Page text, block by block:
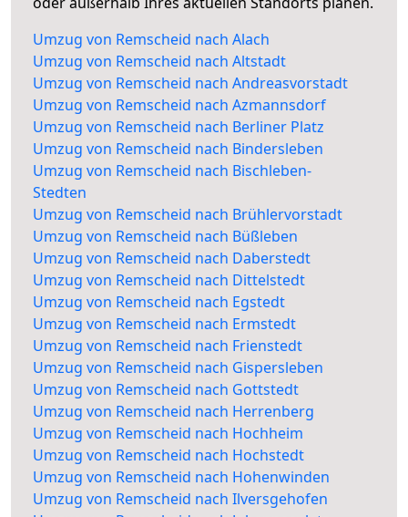
Umzug von Remscheid nach Alach
Umzug von Remscheid nach Altstadt
Umzug von Remscheid nach Andreasvorstadt
Umzug von Remscheid nach Azmannsdorf
Umzug von Remscheid nach Berliner Platz
Umzug von Remscheid nach Bindersleben
Umzug von Remscheid nach Bischleben-
Stedten
Umzug von Remscheid nach Brühlervorstadt
Umzug von Remscheid nach Büßleben
Umzug von Remscheid nach Daberstedt
Umzug von Remscheid nach Dittelstedt
Umzug von Remscheid nach Egstedt
Umzug von Remscheid nach Ermstedt
Umzug von Remscheid nach Frienstedt
Umzug von Remscheid nach Gispersleben
Umzug von Remscheid nach Gottstedt
Umzug von Remscheid nach Herrenberg
Umzug von Remscheid nach Hochheim
Umzug von Remscheid nach Hochstedt
Umzug von Remscheid nach Hohenwinden
Umzug von Remscheid nach Ilversgehofen